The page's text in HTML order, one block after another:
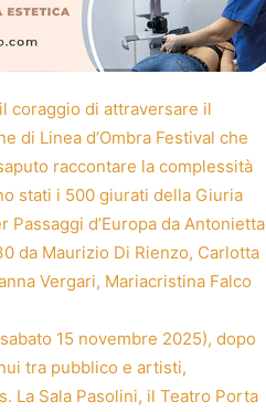
coraggio di attraversare il
di Linea d’Ombra Festival che
raccontare la complessità
stati i 500 giurati della Giuria
d’Europa da Antonietta
da Maurizio Di Rienzo, Carlotta
Vergari, Mariacristina Falco
15 novembre 2025), dopo
tra pubblico e artisti,
La Sala Pasolini, il Teatro Porta